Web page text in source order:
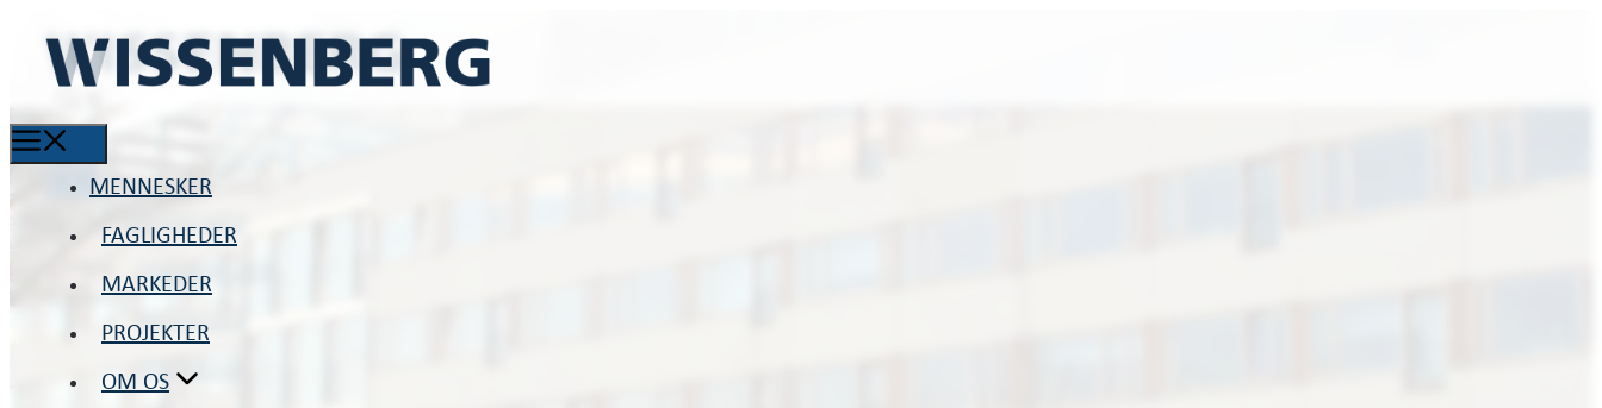
MENNESKER
FAGLIGHEDER
MARKEDER
PROJEKTER
MENNESKER
FAGLIGHEDER
MARKEDER
PROJEKTER
OM OS